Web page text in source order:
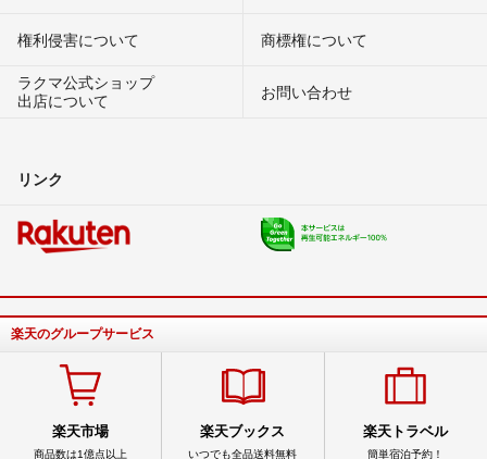
権利侵害について
商標権について
ラクマ公式ショップ
出店について
お問い合わせ
リンク
楽天のグループサービス
楽天市場
商品数は1億点以上
楽天ブックス
いつでも全品送料無料
楽天トラベル
簡単宿泊予約！